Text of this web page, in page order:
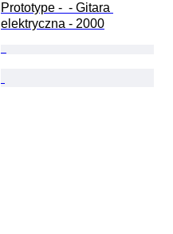
Prototype -  - Gitara
elektryczna - 2000